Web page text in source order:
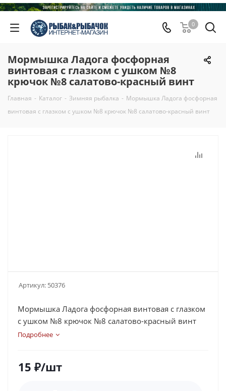
0
Мормышка Ладога фосфорная
винтовая с глазком с ушком №8
крючок №8 салатово-красный винт
Главная - Каталог - Зимняя рыбалка - Мормышка Ладога фосфорная
винтовая с глазком с ушком №8 крючок №8 салатово-красный винт
Артикул: 50376
Мормышка Ладога фосфорная винтовая с глазком
с ушком №8 крючок №8 салатово-красный винт
Подробнее
15 ₽/шт